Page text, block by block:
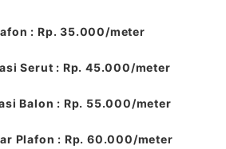
: Rp. 35.000/meter
Serut : Rp. 45.000/meter
Balon : Rp. 55.000/meter
Plafon : Rp. 60.000/meter